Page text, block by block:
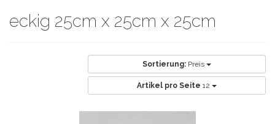
eckig 25cm x 25cm x 25cm
Sortierung: Preis
Artikel pro Seite 12